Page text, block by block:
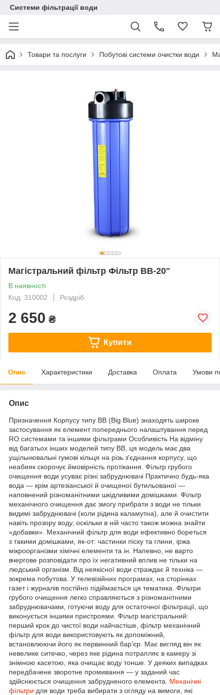
Системи фільтрації води
Товари та послуги Побутові системи очистки води
Магістральний фільтр Фільтр ВВ-20"
В наявності
Код: 310002
Роздріб
2 650 ₴
Купити
Опис Характеристики Доставка Оплата Умови
Опис
Призначення Корпусу типу BB (Big Blue) знаходять широке
застосування як елемент попереднього налаштування перед
RO системами та іншими фільтрами Особливість На відміну
від багатьох інших моделей типу ВВ, ця модель має два
ущільнювальні гумові кільця на різь з'єднання корпусу, що
неабияк скорочує ймовірність протікання. Фільтр грубого
очищення води усуває різні забруднювачі Практично будь-яка
вода — крім артезіанської й очищеної бутильованої —
наповнений різноманітними шкідливими домішками. Фільтр
механічного очищення дає змогу прибрати з води не тільки
видимі забруднювачі (коли рідина каламутна), але й очистити
навіть прозору воду, оскільки в ній часто також можна знайти
«добавки». Механічний фільтр для води ефективно бореться
з такими домішками, як-от: частинки піску та глини, іржа
мікроорганізми хімічні елементи та ін. Напевно, не варто
вчергове розповідати про їх негативний вплив не тільки на
людський організм. Від неякісної води страждає й техніка —
зокрема побутова. У телевізійних програмах, на сторінках
газет і журналів постійно підіймається ця тематика. Фільтри
грубого очищення легко справляються з різноманітними
забруднювачами, готуючи воду для остаточної фільтрації, що
виконується іншими пристроями. Фільтр магістральний:
перший крок до чистої води найчастіше, фільтр механічний
фільтр для води використовують як допоміжний,
встановлюючи його як первинний бар'єр. Має вигляд він як
невелике ситечко, через яке рідина потрапляє в камеру зі
знімною касетою, яка очищає воду тонше. У деяких випадках
передбачене зворотне промивання — у заданий час
здійснюється очищення забрудненого елемента. Механічні
фільтри для води треба вибирати з огляду на вимоги, які